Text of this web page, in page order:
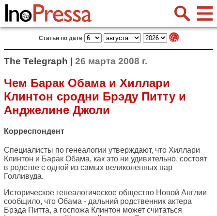
Статьи по дате
The Telegraph | 26 марта 2008 г.
Чем Барак Обама и Хиллари
Клинтон сродни Брэду Питту и
Анджелине Джоли
Корреспондент
Специалисты по генеалогии утверждают, что Хиллари
Клинтон и Барак Обама, как это ни удивительно, состоят
в родстве с одной из самых великолепных пар
Голливуда.
Историческое генеалогическое общество Новой Англии
сообщило, что Обама - дальний родственник актера
Брэда Питта, а госпожа Клинтон может считаться